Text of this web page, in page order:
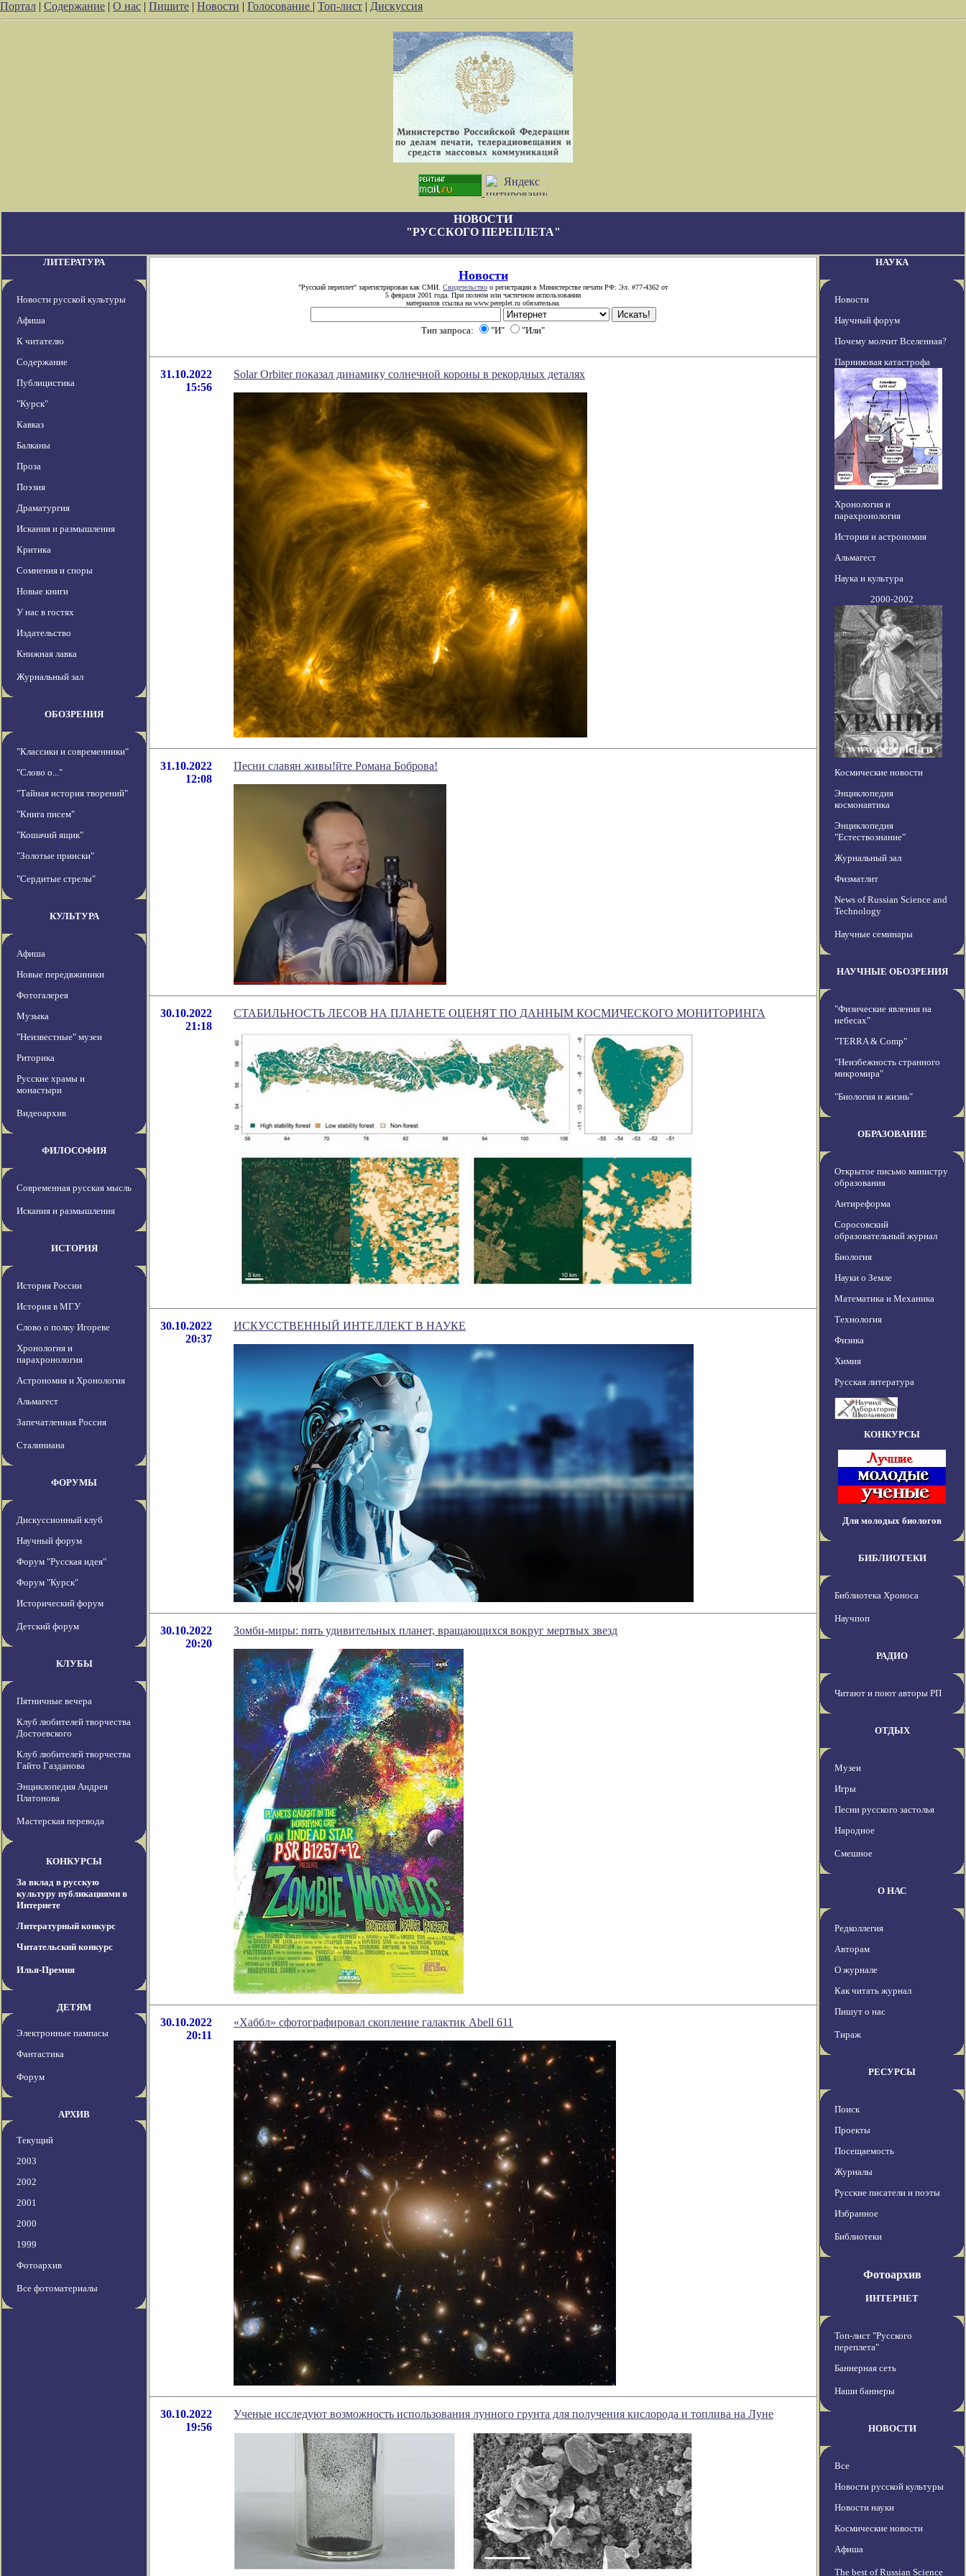
Портал | Содержание | О нас | Пишите | Новости | Голосование | Топ-лист | Дискуссия
НОВОСТИ
"РУССКОГО ПЕРЕПЛЕТА"
ЛИТЕРАТУРА
Новости русской культуры
Афиша
К читателю
Содержание
Публицистика
"Курск"
Кавказ
Балканы
Проза
Поэзия
Драматургия
Искания и размышления
Критика
Сомнения и споры
Новые книги
У нас в гостях
Издательство
Книжная лавка
Журнальный зал
ОБОЗРЕНИЯ
"Классики и современники"
"Слово о..."
"Тайная история творений"
"Книга писем"
"Кошачий ящик"
"Золотые прииски"
"Сердитые стрелы"
КУЛЬТУРА
Афиша
Новые передвжиники
Фотогалерея
Музыка
"Неизвестные" музеи
Риторика
Русские храмы и
монастыри
Видеоархив
ФИЛОСОФИЯ
Современная русская мысль
Искания и размышления
ИСТОРИЯ
История России
История в МГУ
Слово о полку Игореве
Хронология и
парахронология
Астрономия и Хронология
Альмагест
Запечатленная Россия
Сталиниана
ФОРУМЫ
Дискуссионный клуб
Научный форум
Форум "Русская идея"
Форум "Курск"
Исторический форум
Детский форум
КЛУБЫ
Пятничные вечера
Клуб любителей творчества
Достоевского
Клуб любителей творчества
Гайто Газданова
Энциклопедия Андрея
Платонова
Мастерская перевода
КОНКУРСЫ
За вклад в русскую
культуру публикациями в
Интернете
Литературный конкурс
Читательский конкурс
Илья-Премия
ДЕТЯМ
Электронные пампасы
Фантастика
Форум
АРХИВ
Текущий
2003
2002
2001
2000
1999
Фотоархив
Все фотоматериалы
Новости
"Русский переплет" зарегистрирован как СМИ. Свидетельство о регистрации в Министерстве печати РФ: Эл. #77-4362 от
5 февраля 2001 года. При полном или частичном использовании
материалов ссылка на www.pereplet.ru обязательна.
Тип запроса: "И" "Или"
31.10.2022
15:56
Solar Orbiter показал динамику солнечной короны в рекордных деталях
31.10.2022
12:08
Песни славян живы!йте Романа Боброва!
30.10.2022
21:18
СТАБИЛЬНОСТЬ ЛЕСОВ НА ПЛАНЕТЕ ОЦЕНЯТ ПО ДАННЫМ КОСМИЧЕСКОГО МОНИТОРИНГА
30.10.2022
20:37
ИСКУССТВЕННЫЙ ИНТЕЛЛЕКТ В НАУКЕ
30.10.2022
20:20
Зомби-миры: пять удивительных планет, вращающихся вокруг мертвых звезд
30.10.2022
20:11
«Хаббл» сфотографировал скопление галактик Abell 611
30.10.2022
19:56
Ученые исследуют возможность использования лунного грунта для получения кислорода и топлива на Луне
НАУКА
Новости
Научный форум
Почему молчит Вселенная?
Парниковая катастрофа
Хронология и
парахронология
История и астрономия
Альмагест
Наука и культура
2000-2002
Космические новости
Энциклопедия
космонавтика
Энциклопедия
"Естествознание"
Журнальный зал
Физматлит
News of Russian Science and
Technology
Научные семинары
НАУЧНЫЕ ОБОЗРЕНИЯ
"Физические явления на
небесах"
"TERRA & Comp"
"Неизбежность странного
микромира"
"Биология и жизнь"
ОБРАЗОВАНИЕ
Открытое письмо министру
образования
Антиреформа
Соросовский
образовательный журнал
Биология
Науки о Земле
Математика и Механика
Технология
Физика
Химия
Русская литература
КОНКУРСЫ
Для молодых биологов
БИБЛИОТЕКИ
Библиотека Хроноса
Научпоп
РАДИО
Читают и поют авторы РП
ОТДЫХ
Музеи
Игры
Песни русского застолья
Народное
Смешное
О НАС
Редколлегия
Авторам
О журнале
Как читать журнал
Пишут о нас
Тираж
РЕСУРСЫ
Поиск
Проекты
Посещаемость
Журналы
Русские писатели и поэты
Избранное
Библиотеки
Фотоархив
ИНТЕРНЕТ
Топ-лист "Русского
переплета"
Баннерная сеть
Наши баннеры
НОВОСТИ
Все
Новости русской культуры
Новости науки
Космические новости
Афиша
The best of Russian Science